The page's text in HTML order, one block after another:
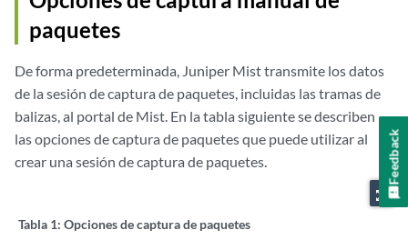
paquetes
De forma predeterminada, Juniper Mist transmite los datos
de la sesión de captura de paquetes, incluidas las tramas de
balizas, al portal de Mist. En la tabla siguiente se describen
las opciones de captura de paquetes que puede utilizar al
crear una sesión de captura de paquetes.
zoom_out_map
Tabla 1: Opciones de captura de paquetes
Feedback